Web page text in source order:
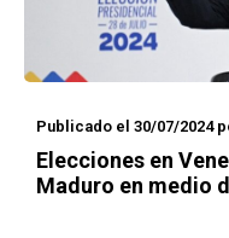
Publicado el 30/07/2024
Elecciones en
Maduro en medio